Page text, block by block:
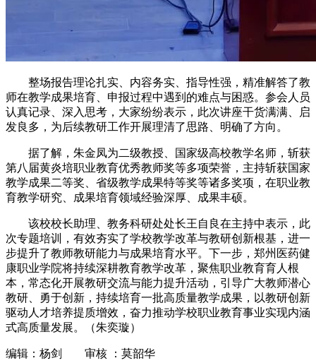
整场报告理论扎实、内容务实、指导性强，精准解答了教
师在教学成果培育、申报过程中遇到的难点与困惑。参会人员
认真记录、深入思考，大家纷纷表示，此次讲座干货满满、启
发良多，为后续教研工作开展理清了思路、明确了方向。
据了解，朱金凤为二级教授、国家级高校教学名师，斩获
第八届黄炎培职业教育优秀教师奖等多项荣誉，主持斩获国家
教学成果二等奖、省级教学成果特等奖等诸多奖项，在职业教
育教学研究、成果培育领域经验深厚、成果丰硕。
该校校长助理、教务科研处处长王自良在主持中表示，此
次专题培训，有效夯实了学校教学改革与教研创新根基，进一
步提升了教师教研能力与成果培育水平。下一步，郑州医药健
康职业学院将持续深耕教育教学改革，聚焦职业教育育人根
本，常态化开展教研交流与能力提升活动，引导广大教师潜心
教研、勇于创新，持续培育一批高质量教学成果，以教研创新
驱动人才培养提质增效，奋力推动学校职业教育事业实现内涵
式高质量发展。（朱奕璇）
编辑：杨剑 审核 ：莫韶华